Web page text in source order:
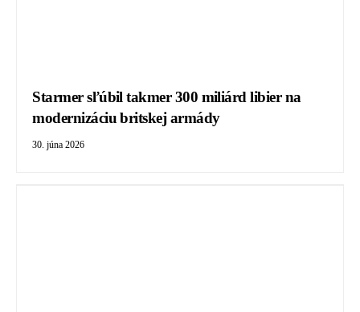
Starmer sľúbil takmer 300 miliárd libier na
modernizáciu britskej armády
30. júna 2026